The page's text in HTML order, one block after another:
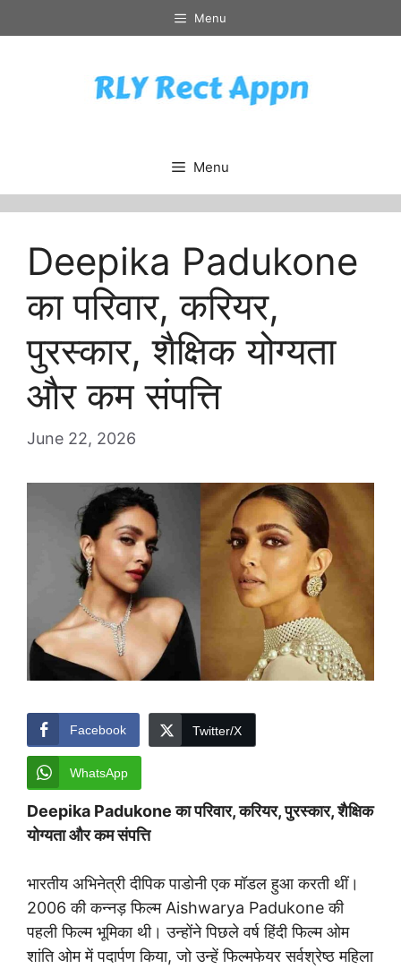
to
Menu
Menu
Deepika Padukone
का परिवार, करियर,
पुरस्कार, शैक्षिक योग्यता
और कम संपत्ति
June 22, 2026
Facebook Twitter/X
WhatsApp
Deepika Padukone का परिवार, करियर, पुरस्कार, शैक्षिक
योग्यता और कम संपत्ति
भारतीय अभिनेत्री दीपिक पाडोनी एक मॉडल हुआ करती थीं।
2006 की कन्नड़ फिल्म Aishwarya Padukone की
पहली फिल्म भूमिका थी। उन्होंने पिछले वर्ष हिंदी फिल्म ओम
शांति ओम में पदार्पण किया, जो उन्हें फिल्मफेयर सर्वश्रेष्ठ महिला